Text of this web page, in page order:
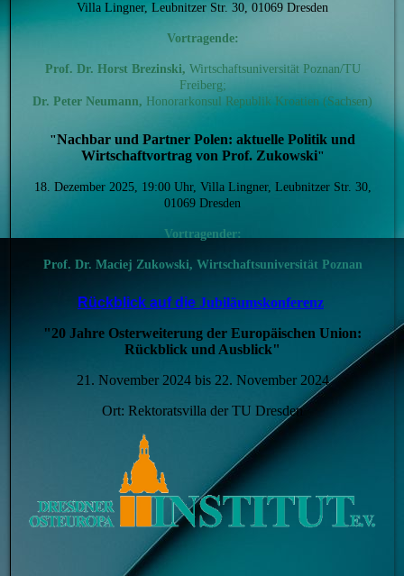
Villa Lingner, Leubnitzer Str. 30, 01069 Dresden
Vortragende:
Prof. Dr. Horst Brezinski, Wirtschaftsuniversität Poznan/TU
Freiberg;
Dr. Peter Neumann, Honorarkonsul Republik Kroatien (Sachsen)
"Nachbar und Partner Polen: aktuelle Politik und
Wirtschaftvortrag von Prof. Zukowski"
18. Dezember 2025, 19:00 Uhr, Villa Lingner, Leubnitzer Str. 30,
01069 Dresden
Vortragender:
Prof. Dr. Maciej Zukowski, Wirtschaftsuniversität Poznan
Rückblick auf die Jubiläumskonferenz
"20 Jahre Osterweiterung der Europäischen Union:
Rückblick und Ausblick"
21. November 2024 bis 22. November 2024
Ort: Rektoratsvilla der TU Dresden